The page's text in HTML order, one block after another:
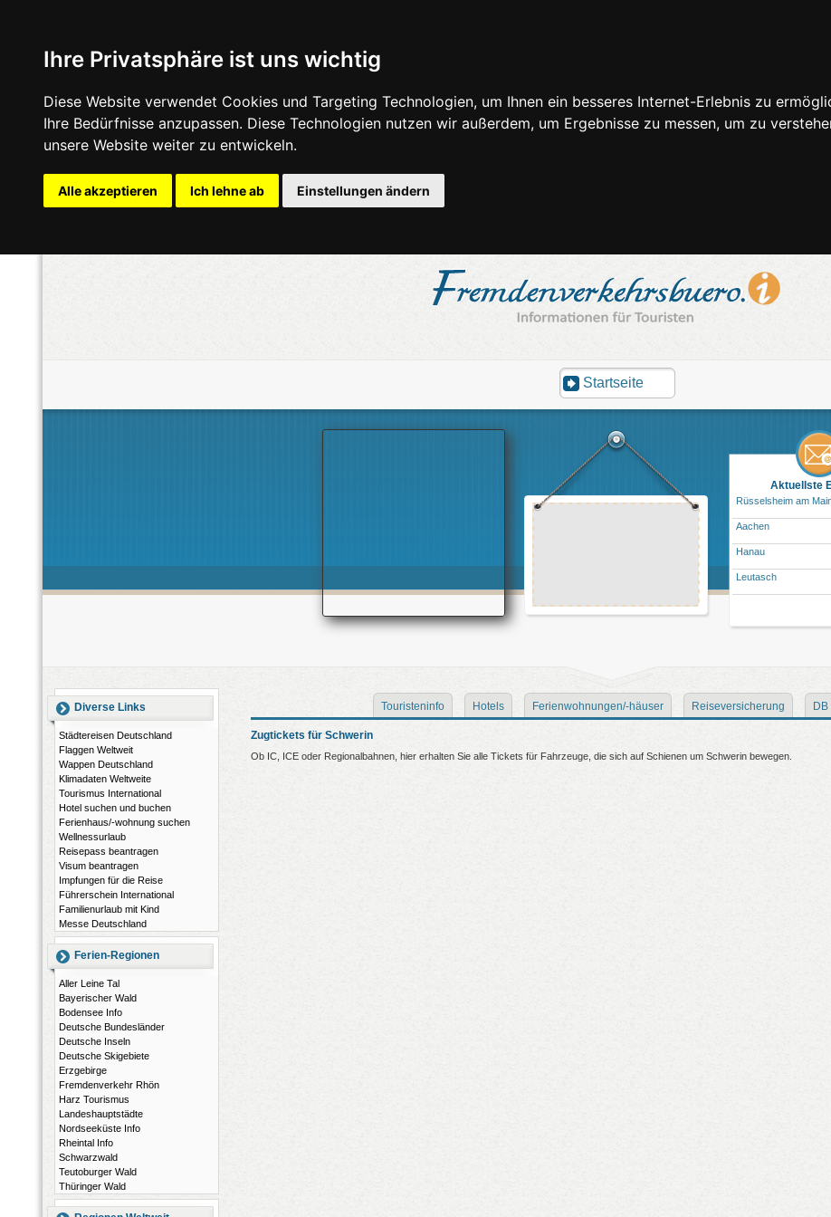
Ihre Privatsphäre ist uns wichtig
Diese Website verwendet Cookies und Targeting Technologien, um Ihnen ein besseres Internet-Erlebnis zu
Ihre Bedürfnisse anzupassen. Diese Technologien nutzen wir außerdem, um Ergebnisse zu messen, um zu
unsere Website weiter zu entwickeln.
Alle akzeptieren Ich lehne ab Einstellungen ändern
Startseite
Aktuellste
Rüsselsheim am
Aachen
Hanau
Leutasch
Diverse Links
Städtereisen Deutschland
Flaggen Weltweit
Wappen Deutschland
Klimadaten Weltweite
Tourismus International
Hotel suchen und buchen
Ferienhaus/-wohnung suchen
Wellnessurlaub
Reisepass beantragen
Visum beantragen
Impfungen für die Reise
Führerschein International
Familienurlaub mit Kind
Messe Deutschland
Ferien-Regionen
Aller Leine Tal
Bayerischer Wald
Bodensee Info
Deutsche Bundesländer
Deutsche Inseln
Deutsche Skigebiete
Erzgebirge
Fremdenverkehr Rhön
Harz Tourismus
Landeshauptstädte
Nordseeküste Info
Rheintal Info
Schwarzwald
Teutoburger Wald
Thüringer Wald
Touristeninfo Hotels Ferienwohnungen/-häuser Reiseversicherung
Zugtickets für Schwerin
Ob IC, ICE oder Regionalbahnen, hier erhalten Sie alle Tickets für Fahrzeuge, die sich auf Schienen um Schwerin bewegen.